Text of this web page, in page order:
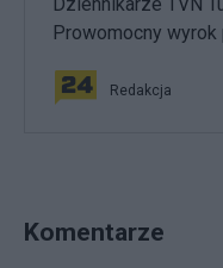
Prowomocny
Redakcja
Komentarze